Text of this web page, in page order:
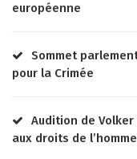
européenne
Sommet
pour la Crimée
Audition de Volker
aux droits de l’homme